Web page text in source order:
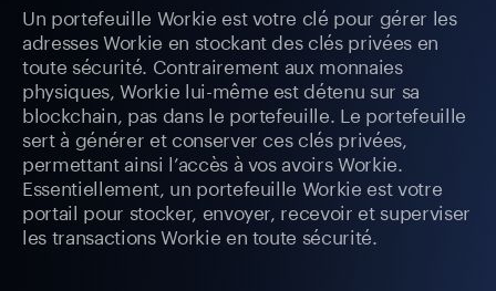
Un portefeuille Workie est votre clé pour gérer les
adresses Workie en stockant des clés privées en
toute sécurité. Contrairement aux monnaies
physiques, Workie lui-même est détenu sur sa
blockchain, pas dans le portefeuille. Le portefeuille
sert à générer et conserver ces clés privées,
permettant ainsi l’accès à vos avoirs Workie.
Essentiellement, un portefeuille Workie est votre
portail pour stocker, envoyer, recevoir et superviser
les transactions Workie en toute sécurité.